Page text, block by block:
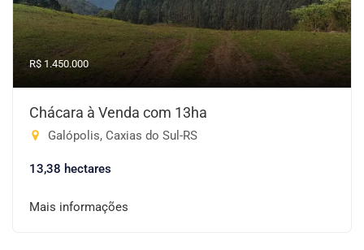
R$ 1.450.000
Chácara à Venda com 13ha
Galópolis, Caxias do Sul-RS
13,38 hectares
Mais informações